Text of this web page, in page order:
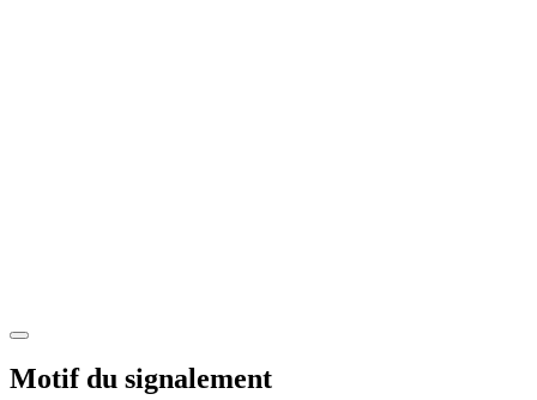
Motif du signalement